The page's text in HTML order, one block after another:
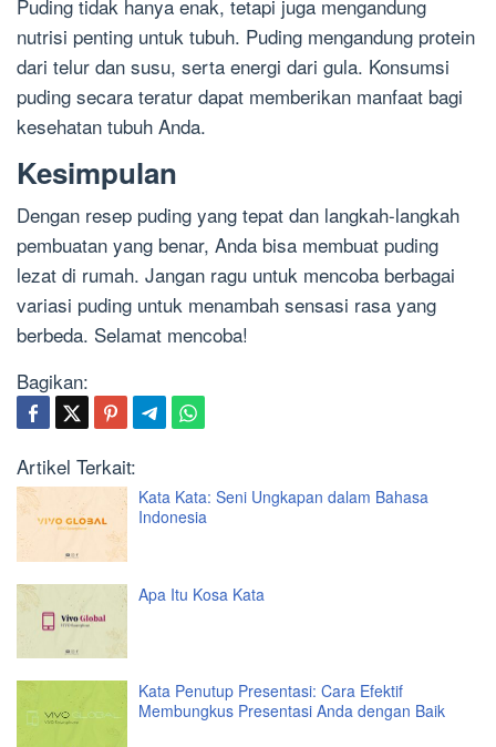
Puding tidak hanya enak, tetapi juga mengandung
nutrisi penting untuk tubuh. Puding mengandung protein
dari telur dan susu, serta energi dari gula. Konsumsi
puding secara teratur dapat memberikan manfaat bagi
kesehatan tubuh Anda.
Kesimpulan
Dengan resep puding yang tepat dan langkah-langkah
pembuatan yang benar, Anda bisa membuat puding
lezat di rumah. Jangan ragu untuk mencoba berbagai
variasi puding untuk menambah sensasi rasa yang
berbeda. Selamat mencoba!
Bagikan:
Artikel Terkait:
Kata Kata: Seni Ungkapan dalam Bahasa
Indonesia
Apa Itu Kosa Kata
Kata Penutup Presentasi: Cara Efektif
Membungkus Presentasi Anda dengan Baik